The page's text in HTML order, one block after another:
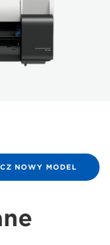
NOWY MODEL